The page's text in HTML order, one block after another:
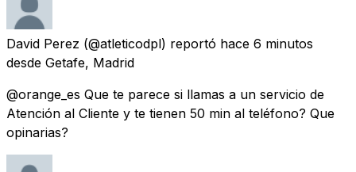
David Perez (@atleticodpl) reportó hace 6 minutos
desde Getafe, Madrid
@orange_es Que te parece si llamas a un servicio de
Atención al Cliente y te tienen 50 min al teléfono? Que
opinarias?